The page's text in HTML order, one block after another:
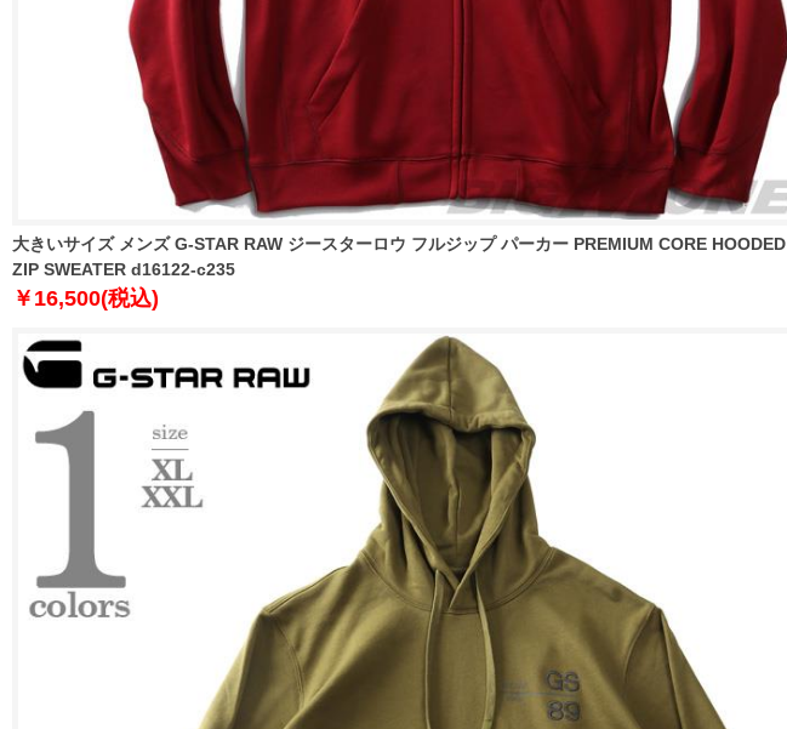
大きいサイズ メンズ G-STAR RAW ジースターロウ フルジップ パーカー PREMIUM CORE HOODED
ZIP SWEATER d16122-c235
￥16,500(税込)